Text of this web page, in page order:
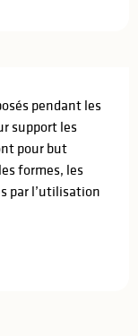
pendant les
support les
pour but
formes, les
par l’utilisation